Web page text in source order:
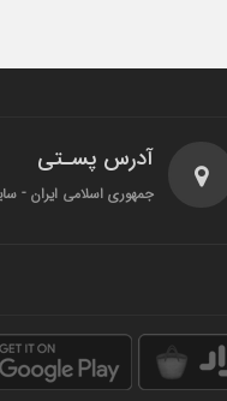
آدرس پسـتی
جمهوری اسلامی ایران -